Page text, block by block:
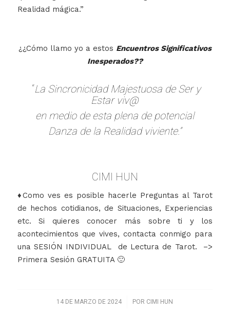
Realidad mágica.”
¿¿Cómo llamo yo a estos Encuentros Significativos
Inesperados??
“La Sincronicidad Majestuosa de Ser y
Estar viv@
en medio de esta plena de potencial
Danza de la Realidad viviente.”
CIMI HUN
♦Como ves es posible hacerle Preguntas al Tarot
de hechos cotidianos, de Situaciones, Experiencias
etc. Si quieres conocer más sobre ti y los
acontecimientos que vives, contacta conmigo para
una SESIÓN INDIVIDUAL de Lectura de Tarot. –>
Primera Sesión GRATUITA 🙂
14 DE MARZO DE 2024
/ POR CIMI HUN